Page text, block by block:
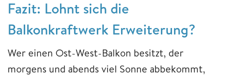
Fazit: Lohnt sich die
Balkonkraftwerk Erweiterung?
Wer einen Ost-West-Balkon besitzt, der
morgens und abends viel Sonne abbekommt,